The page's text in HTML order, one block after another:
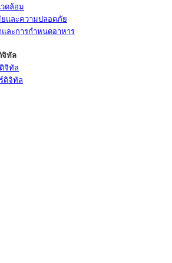
ดล้อม
และความปลอดภัย
ละการกำหนดอาหาร
จิทัล
จิทัล
ดิจิทัล